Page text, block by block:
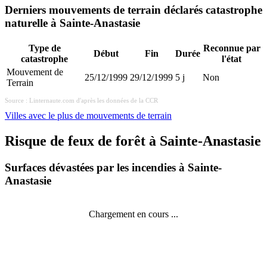
Derniers mouvements de terrain déclarés catastrophe
naturelle à Sainte-Anastasie
Type de
catastrophe
Début Fin Durée
Reconnue par
l'état
Mouvement de
Terrain
25/12/1999 29/12/1999 5 j Non
Source : Linternaute.com d'après les données de la CCR
Villes avec le plus de mouvements de terrain
Risque de feux de forêt à Sainte-Anastasie
Surfaces dévastées par les incendies à Sainte-
Anastasie
Chargement en cours ...